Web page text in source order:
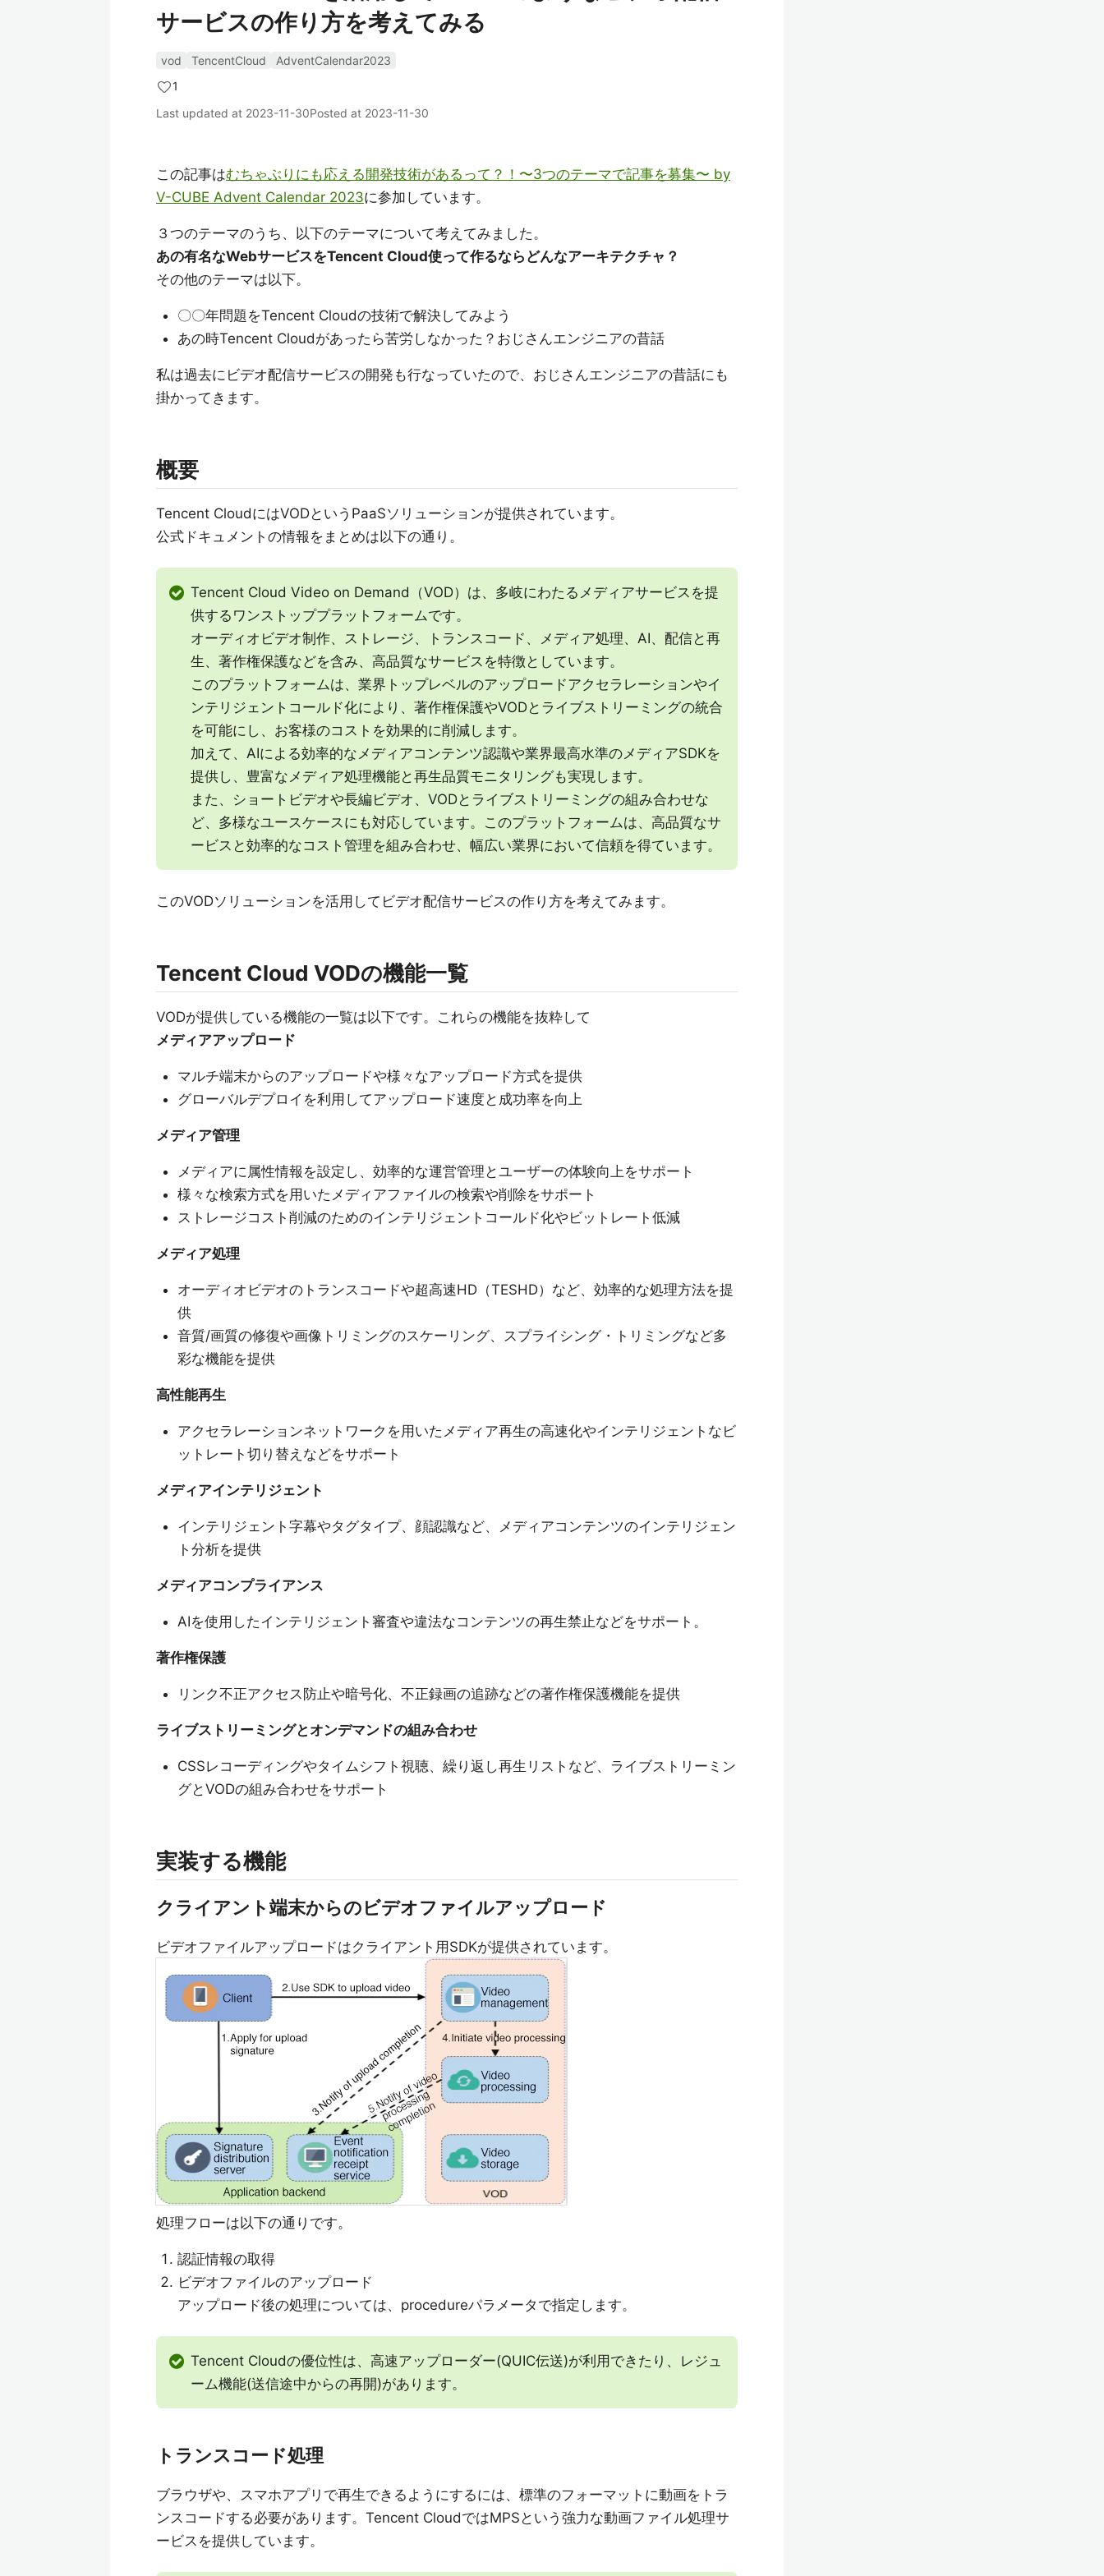
サービスの作り方を考えてみる
vod TencentCloud
AdventCalendar2023
1
Last updated at 2023-11-30Posted at 2023-11-30
この記事はむちゃぶりにも応える開発技術があるって？！〜3つのテーマで記事を募集〜 by
V-CUBE Advent Calendar 2023に参加しています。
３つのテーマのうち、以下のテーマについて考えてみました。
あの有名なWebサービスをTencent Cloud使って作るならどんなアーキテクチャ？
その他のテーマは以下。
〇〇年問題をTencent Cloudの技術で解決してみよう
あの時Tencent Cloudがあったら苦労しなかった？おじさんエンジニアの昔話
私は過去にビデオ配信サービスの開発も行なっていたので、おじさんエンジニアの昔話にも
掛かってきます。
概要
Tencent CloudにはVODというPaaSソリューションが提供されています。
公式ドキュメントの情報をまとめは以下の通り。
Tencent Cloud Video on Demand（VOD）は、多岐にわたるメディアサービスを提
供するワンストッププラットフォームです。
オーディオビデオ制作、ストレージ、トランスコード、メディア処理、AI、配信と再
生、著作権保護などを含み、高品質なサービスを特徴としています。
このプラットフォームは、業界トップレベルのアップロードアクセラレーションやイ
ンテリジェントコールド化により、著作権保護やVODとライブストリーミングの統合
を可能にし、お客様のコストを効果的に削減します。
加えて、AIによる効率的なメディアコンテンツ認識や業界最高水準のメディアSDKを
提供し、豊富なメディア処理機能と再生品質モニタリングも実現します。
また、ショートビデオや長編ビデオ、VODとライブストリーミングの組み合わせな
ど、多様なユースケースにも対応しています。このプラットフォームは、高品質なサ
ービスと効率的なコスト管理を組み合わせ、幅広い業界において信頼を得ています。
このVODソリューションを活用してビデオ配信サービスの作り方を考えてみます。
Tencent Cloud VODの機能一覧
VODが提供している機能の一覧は以下です。これらの機能を抜粋して
メディアアップロード
マルチ端末からのアップロードや様々なアップロード方式を提供
グローバルデプロイを利用してアップロード速度と成功率を向上
メディア管理
メディアに属性情報を設定し、効率的な運営管理とユーザーの体験向上をサポート
様々な検索方式を用いたメディアファイルの検索や削除をサポート
ストレージコスト削減のためのインテリジェントコールド化やビットレート低減
メディア処理
オーディオビデオのトランスコードや超高速HD（TESHD）など、効率的な処理方法を提
供
音質/画質の修復や画像トリミングのスケーリング、スプライシング・トリミングなど多
彩な機能を提供
高性能再生
アクセラレーションネットワークを用いたメディア再生の高速化やインテリジェントなビ
ットレート切り替えなどをサポート
メディアインテリジェント
インテリジェント字幕やタグタイプ、顔認識など、メディアコンテンツのインテリジェン
ト分析を提供
メディアコンプライアンス
AIを使用したインテリジェント審査や違法なコンテンツの再生禁止などをサポート。
著作権保護
リンク不正アクセス防止や暗号化、不正録画の追跡などの著作権保護機能を提供
ライブストリーミングとオンデマンドの組み合わせ
CSSレコーディングやタイムシフト視聴、繰り返し再生リストなど、ライブストリーミン
グとVODの組み合わせをサポート
実装する機能
クライアント端末からのビデオファイルアップロード
ビデオファイルアップロードはクライアント用SDKが提供されています。
処理フローは以下の通りです。
認証情報の取得
ビデオファイルのアップロード
アップロード後の処理については、procedureパラメータで指定します。
Tencent Cloudの優位性は、高速アップローダー(QUIC伝送)が利用できたり、レジュ
ーム機能(送信途中からの再開)があります。
トランスコード処理
ブラウザや、スマホアプリで再生できるようにするには、標準のフォーマットに動画をトラ
ンスコードする必要があります。Tencent CloudではMPSという強力な動画ファイル処理サ
ービスを提供しています。